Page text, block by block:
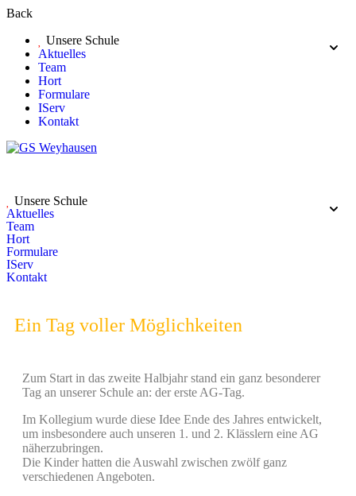
Back
Unsere Schule
Aktuelles
Team
Hort
Formulare
IServ
Kontakt
Unsere Schule
Aktuelles
Team
Hort
Formulare
IServ
Kontakt
Ein Tag voller Möglichkeiten
Zum Start in das zweite Halbjahr stand ein ganz besonderer
Tag an unserer Schule an: der erste AG-Tag.
Im Kollegium wurde diese Idee Ende des Jahres entwickelt,
um insbesondere auch unseren 1. und 2. Klässlern eine AG
näherzubringen.
Die Kinder hatten die Auswahl zwischen zwölf ganz
verschiedenen Angeboten.